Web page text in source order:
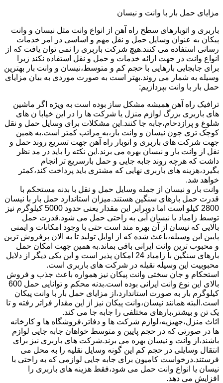
مزایای حمل بار با وانت و نیسان
باربری و اتوبارهای سطح راه آهن از انواع وانت مثل نیسان و وانت
پیکان به عنوان وسایل حمل و نقل مهم و اساسی در امر خدمات
رسانی استفاده می کنند.هیچ شرکت باربری را نمی توان یافت که از
انواع وانت در جهت ارائه خدمات و حمل و نقل استفاده نکند زیرا
برای جابجایی بارهایی با حجم کم و متوسط،نیسان و وانت بار بهترین
وسیله به شمار می روند.بهتر است به صورت موردی به بیان مزایای
حمل بار با وانت بپردازیم:
ترافیک راه آهن همیشه مشکل ساز بوده است به ویژه اگر ماشین
های باربری بزرگ لوازم منزل یا شرکت ها را در این خیابا ن های
شلوغ و پرازدحام،جابه جا کنند.این مشکلات برای وسایل حمل و نقل
کوچک تری چون نیسان و وانت بار،به مراتب کمتر است.به همین
جهت شرکت های باربری و اتوبار راه آهن جهت تسریع روند حمل و
نقل از وانت بار و نیسان بهره می برند.این نکته را باید در مد نظر
داشت که هرچه روند جابه جایی و حمل بارسریع تر انجام
بگیرد،هزینه های باربری نهایی که مشتری باید پرداخت کند،کمتر
خواهد شد.
وانت بار و نیسان از جمله وسایل حمل و نقل با بدنه مستحکم با
قدرت حمل بارهای سنگین هستند.میزان استاندارد حمل بار با نیسان
2800 کیلو است اما دوبرابر این مقدار یعنی حدود 5000 کیلوگرم نیز
توسط زامیاد یا نیسان آبی به راحتی حمل می شود.قدرت حمل
بالایی که نیسان از آن بهره مند است حتی با وجود امکانات و ایمنی
پایین این وسیله،باعث شده که از اوایل تولید تا به الان پرفروش ترین
و محبوب ترین وانت ایرانی باقی بماند.به همین جهت امکان حمل
بارهای سنگین با زامیاد 24 امکان پذیر است و این یکی دیگر از دلایل
محبوبیت این وسیله نقیله در شرکت های باربری است.
استحکام و جان سختی وانت پیکان نیز همواره باعث جذب و فروش
بالای این نوع وانت ایرانی بوده است.بدنه محکم و توانایی حمل 600
کیلوگرم بار به صورت استاندارد،از مزایای حمل بار با وانت پیکان
است.البته همانند نیسان،وانت پیکان نیز از این مقدار فراتر رفته و تا
یک تن و بیشتر،بارهای مختلفی را جابه جا می کند.
اثاث منزل،جهیزیه،لوازم شرکت ها و دفاتر،فروشگاه ها و کارخانه
ها در صورتی که در حجم پایین و متوسط خواهان جابه جایی لوازم
باشند،از وانت و نیسان بهره می برند.شرکت های باربری نیز برای
انتقال وسایلی در حجم کم این گونه وسایل نقلیه را به محل می
فرستند.درخواست کامیون برای جابه جایی لوازمی که به راحتی با
نیسان یا انواع وانت حمل می شود،فقط هزینه های باربری را
افزایش می دهد.